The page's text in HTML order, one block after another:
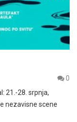
0
21.-28. srpnja,
nezavisne scene